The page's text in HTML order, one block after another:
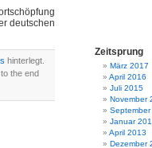
deutschen
hinterlegt.
the end
Zeitsprung
März 2017
April 2016
Juli 2015
November
Januar
April 2013
Dezember